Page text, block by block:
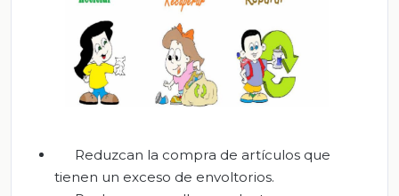
Reduzcan la compra de artículos que
tienen un exceso de envoltorios.